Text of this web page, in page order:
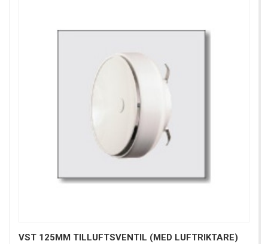
VST 125MM TILLUFTSVENTIL (MED LUFTRIKTARE)